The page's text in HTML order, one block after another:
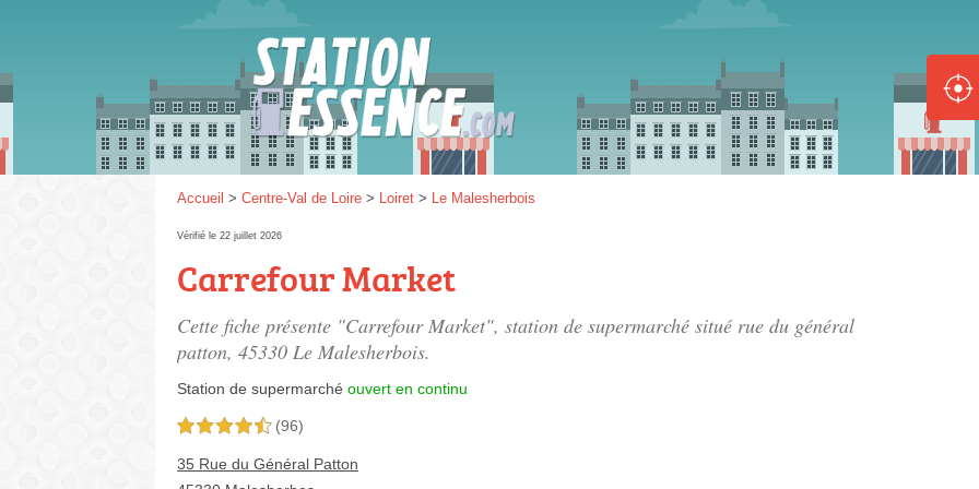
Accueil > Centre-Val de Loire > Loiret > Le Malesherbois
Vérifié le 22 juillet 2026
Carrefour Market
Cette fiche présente "Carrefour Market", station de supermarché situé rue du général
patton, 45330 Le Malesherbois.
Station de supermarché ouvert en continu
4,5 étoiles sur 5 (96)
35 Rue du Général Patton
Gazole :
Disponible Épuisé
SP 98 :
Disponible Épuisé